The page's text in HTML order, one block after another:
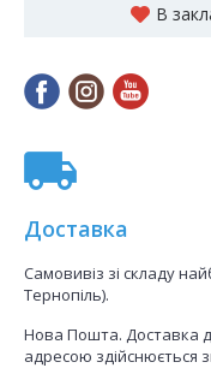
В
Доставка
Самовивіз зі складу
Тернопіль).
Нова Пошта. Доставка
адресою здійснюється